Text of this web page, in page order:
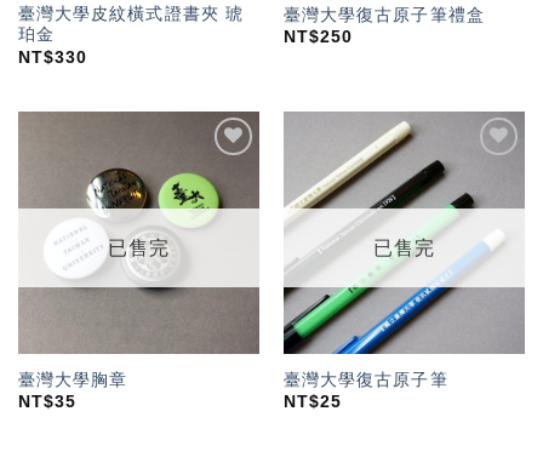
臺灣大學皮紋橫式證書夾 琥
珀金
NT$330
臺灣大學復古原子筆禮盒
NT$250
「願
望輕
已售完
臺灣大學胸章
NT$35
望輕
已售完
臺灣大學復古原子筆
NT$25